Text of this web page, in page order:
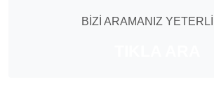
BİZİ ARAMANIZ